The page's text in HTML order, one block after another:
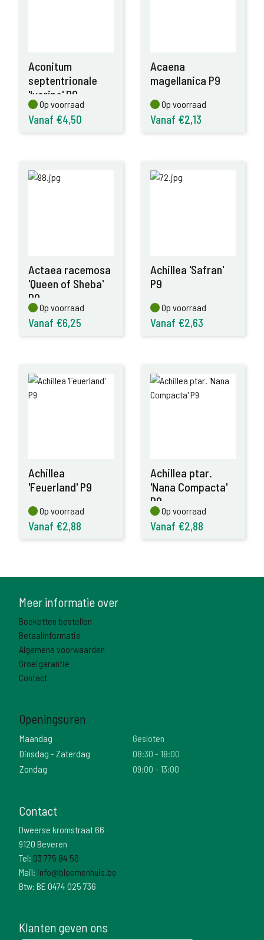
Aconitum
septentrionale
'Ivorine' P9
Op voorraad
Op voorraad
Vanaf €4,50
Acaena
magellanica P9
Op voorraad
Op voorraad
Vanaf €2,13
Actaea racemosa
'Queen of Sheba'
P9
Op voorraad
Op voorraad
Vanaf €6,25
Achillea 'Safran'
P9
Op voorraad
Op voorraad
Vanaf €2,63
Achillea
'Feuerland' P9
Op voorraad
Op voorraad
Vanaf €2,88
Achillea ptar.
'Nana Compacta'
P9
Op voorraad
Op voorraad
Vanaf €2,88
Meer informatie over
Boeketten bestellen
Betaalinformatie
Algemene voorwaarden
Groeigarantie
Contact
Openingsuren
Maandag
Gesloten
Dinsdag - Zaterdag
08:30 - 18:00
Zondag
09:00 - 13:00
Contact
Dweerse kromstraat 66
9120 Beveren
Tel: 03 775 84 56
Mail: info@bloemenhuis.be
Btw: BE 0474 025 736
Klanten geven ons